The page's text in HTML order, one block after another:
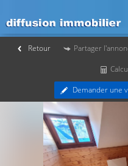
Retour Partager
Demander une